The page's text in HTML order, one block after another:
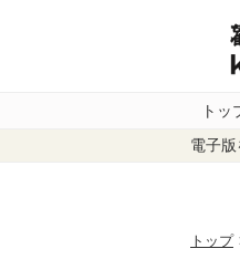
トッ
電子
トップ